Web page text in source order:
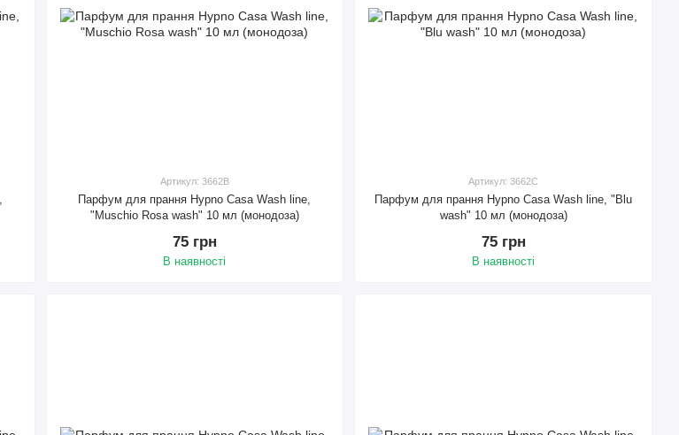
Артикул: 3662B
Парфум для прання Hypno Casa Wash line,
"Muschio Rosa wash" 10 мл (монодоза)
75 грн
В наявності
Артикул: 3662C
Парфум для прання Hypno Casa Wash line, "Blu
wash" 10 мл (монодоза)
75 грн
В наявності